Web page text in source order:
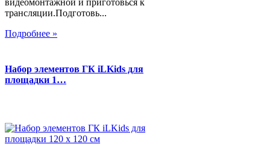
видеомонтажной и приготовься к
трансляции.Подготовь...
Подробнее »
Набор элементов ГК iLKids для
площадки 1…